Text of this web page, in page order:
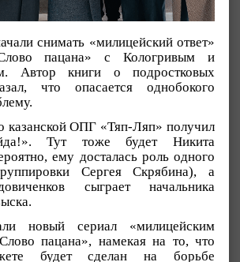
снимать «милицейский ответ»
пацана» с Кологривым и
Автор книги о подростковых
что опасается однобокого
казанской ОПГ «Тяп-Ляп» получил
Тут тоже будет Никита
ему досталась роль одного
Сергея Скрябина), а
сыграет начальника
новый сериал «милицейским
пацана», намекая на то, что
будет сделан на борьбе